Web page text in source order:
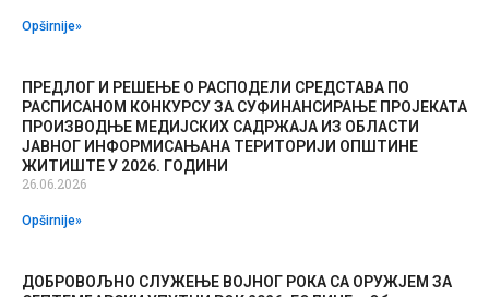
Opširnije»
ПРЕДЛОГ И РЕШЕЊЕ О РАСПОДЕЛИ СРЕДСТАВА ПО
РАСПИСАНОМ КОНКУРСУ ЗА СУФИНАНСИРАЊЕ ПРОJЕКАТА
ПРОИЗВОДЊЕ МЕДИЈСКИХ САДРЖАЈА ИЗ ОБЛАСТИ
JАВНОГ ИНФОРМИСАЊАНА ТЕРИТОРИЈИ ОПШТИНЕ
ЖИТИШТЕ У 2026. ГОДИНИ
26.06.2026
Opširnije»
ДОБРОВОЉНО СЛУЖЕЊЕ ВОЈНОГ РОКА СА ОРУЖЈЕМ ЗА